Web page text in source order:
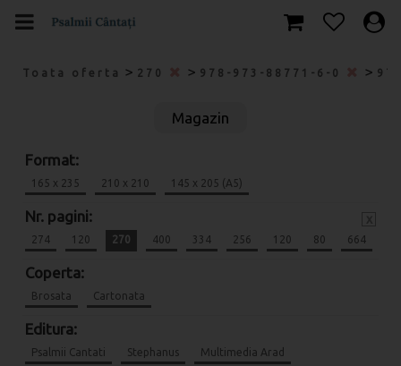
Toata oferta > 270 > 978-973-88771-6-0 >
Magazin
Format:
165 x 235 210 x 210 145 x 205 (A5)
Nr. pagini:
274 120 270 400 334 256 120 80 664
Coperta:
Brosata Cartonata
Editura:
Psalmii Cantati Stephanus Multimedia Arad